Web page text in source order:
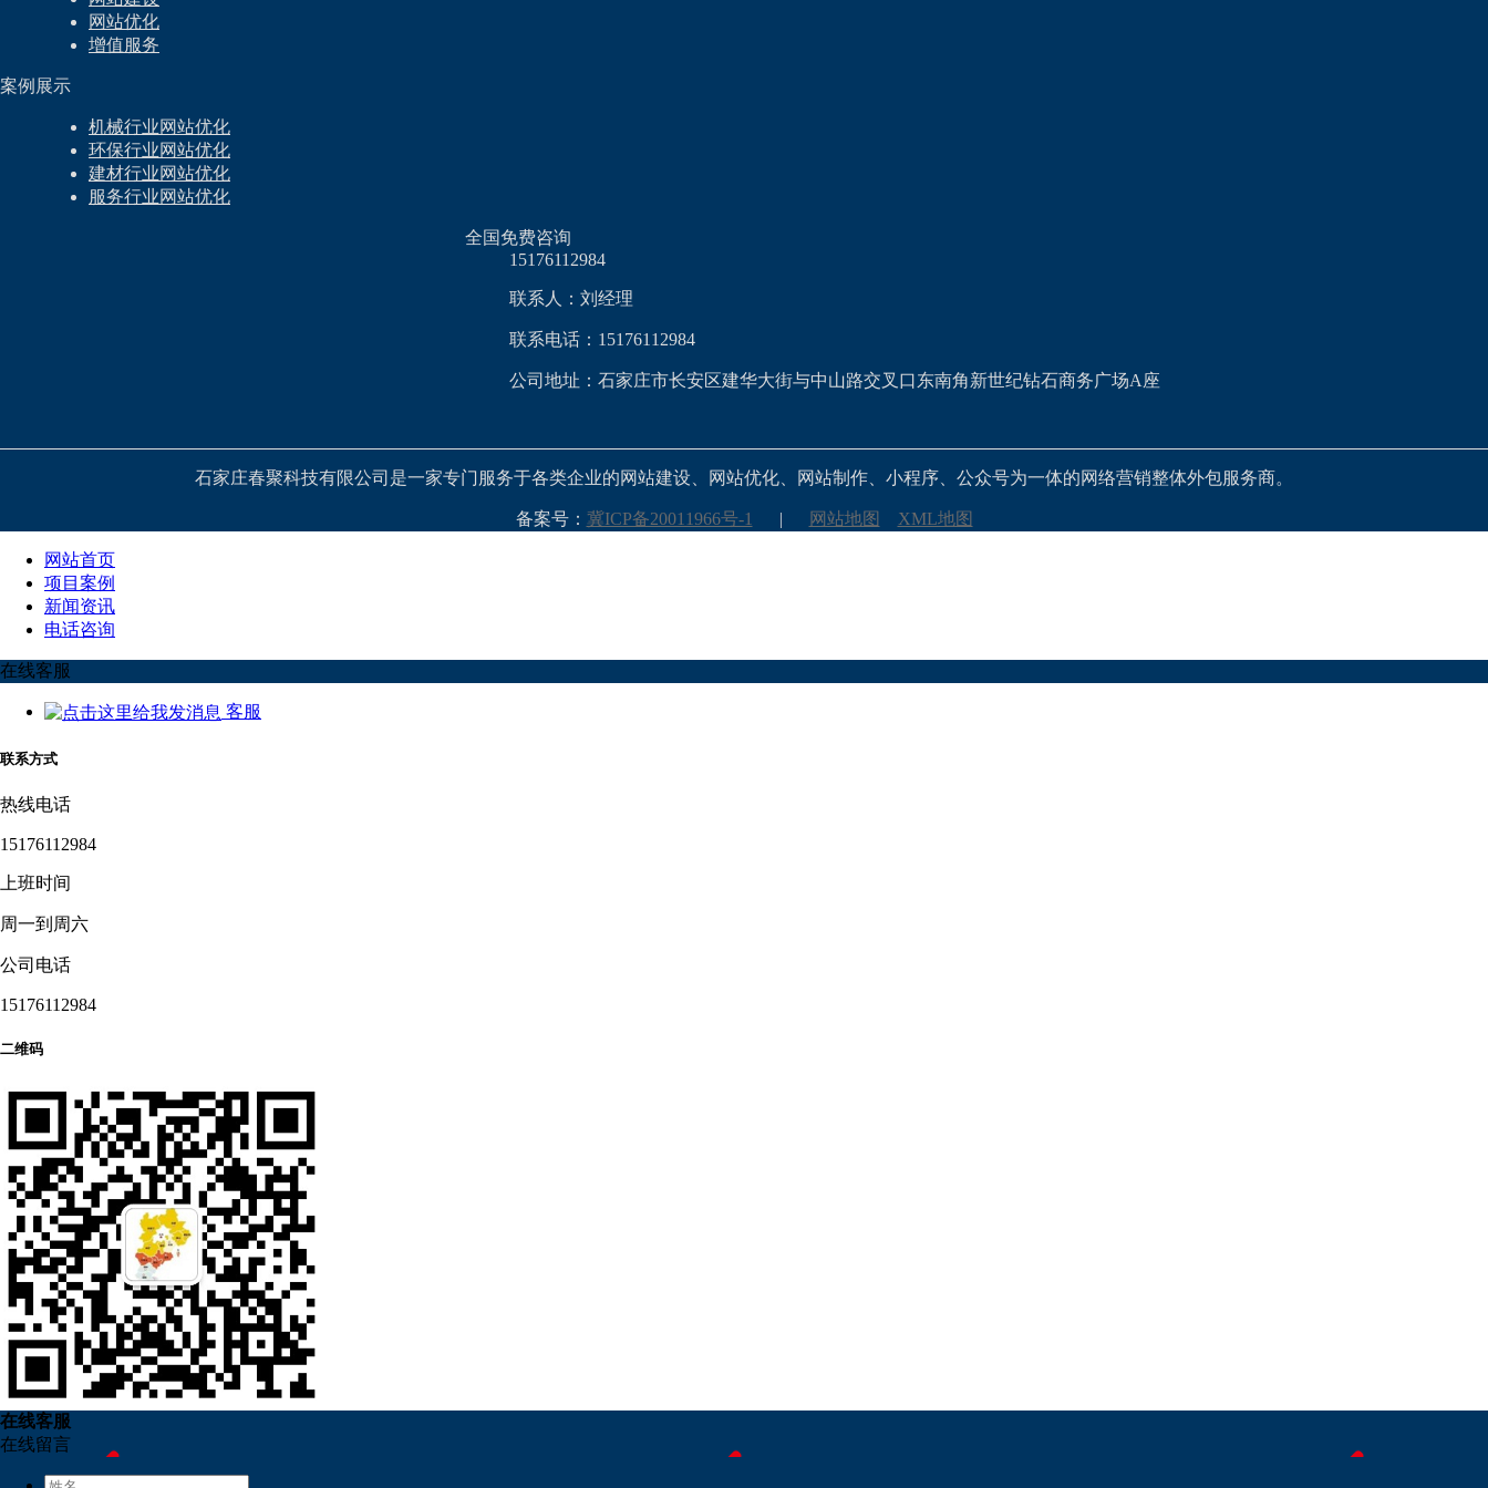
网站优化
增值服务
案例展示
机械行业网站优化
环保行业网站优化
建材行业网站优化
服务行业网站优化
全国免费咨询
15176112984
联系人：刘经理
联系电话：15176112984
公司地址：石家庄市长安区建华大街与中山路交叉口东南角新世纪钻石商务广场A座
石家庄春聚科技有限公司是一家专门服务于各类企业的网站建设、网站优化、网站制作、小程序、公众号为一体的网络营销整体外包服务商。
备案号： 冀ICP备20011966号-1 | 网站地图 XML地图
网站首页
项目案例
新闻资讯
电话咨询
在线客服
客服
联系方式
热线电话
15176112984
上班时间
周一到周六
公司电话
15176112984
二维码
在线客 服
在线留言